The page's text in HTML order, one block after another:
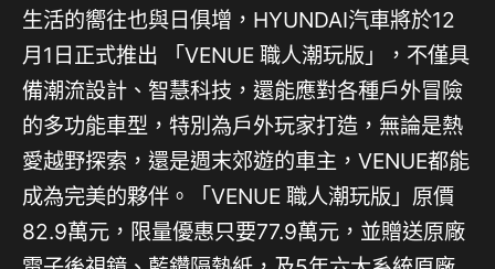
生活的嚮往也與日俱增，HYUNDAI汽車將於12
月1日正式推出 「VENUE 職人潮玩版」，不僅具
備潮流設計、智慧科技，還能應對各種戶外冒險
的多功能車型，特別為戶外玩家打造，無論是熱
愛越野探索，還是週末郊遊的車主，VENUE都能
成為完美的夥伴。「VENUE 職人潮玩版」原價
82.9萬元，限量優惠只要77.9萬元，並贈送原廠